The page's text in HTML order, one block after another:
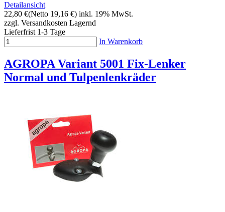
Detailansicht
22,80 €(Netto 19,16 €) inkl. 19% MwSt.
zzgl. Versandkosten Lagernd
Lieferfrist 1-3 Tage
In Warenkorb
AGROPA Variant 5001 Fix-Lenker
Normal und Tulpenlenkräder